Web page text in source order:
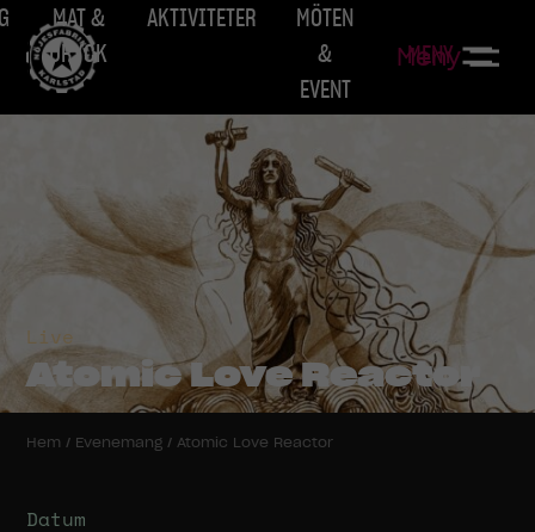
MAT &
DRYCK
AKTIVITETER
MÖTEN
&
EVENT
MENY
Meny
Live
Atomic Love Reactor
Hem / Evenemang /Atomic Love Reactor
Datum